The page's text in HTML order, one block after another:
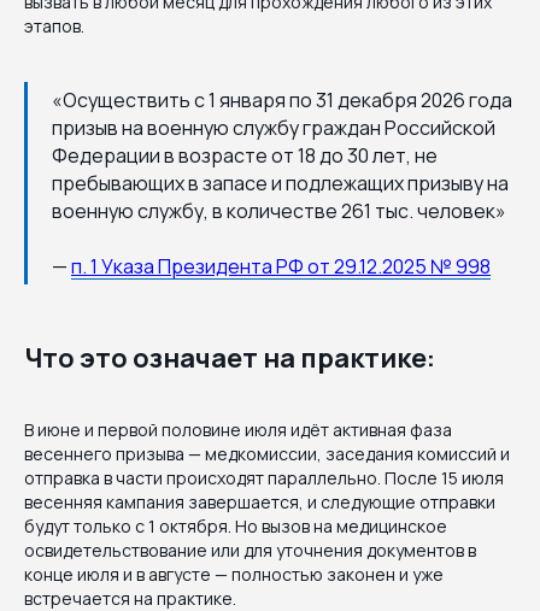
этапов.
«Осуществить с 1 января по 31 декабря 2026 года
призыв на военную службу граждан Российской
Федерации в возрасте от 18 до 30 лет, не
пребывающих в запасе и подлежащих призыву на
военную службу, в количестве 261 тыс. человек»
—п. 1 Указа Президента РФ от 29.12.2025 № 998
Что это означает на практике:
В июне и первой половине июля идёт активная фаза
весеннего призыва — медкомиссии, заседания комиссий и
отправка в части происходят параллельно. После 15 июля
весенняя кампания завершается, и следующие отправки
будут только с 1 октября. Но вызов на медицинское
освидетельствование или для уточнения документов в
конце июля и в августе — полностью законен и уже
встречается на практике.